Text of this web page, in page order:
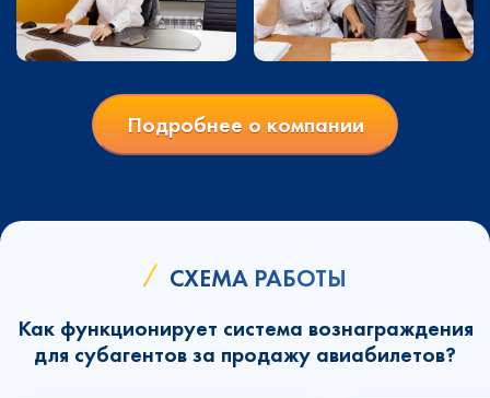
Подробнее о компании
СХЕМА РАБОТЫ
Как функционирует система вознаграждения
для субагентов за продажу авиабилетов?